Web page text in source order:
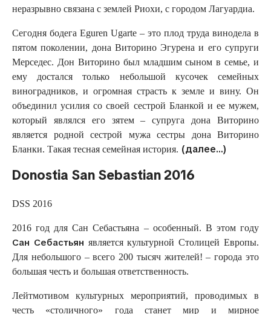
неразрывно связана с землей Риохи, с городом Лагуардиа.
Сегодня бодега Eguren Ugarte – это плод труда винодела в
пятом поколении, дона Виторино Эгурена и его супруги
Мерседес. Дон Виторино был младшим сыном в семье, и
ему достался только небольшой кусочек семейных
виноградников, и огромная страсть к земле и вину. Он
объединил усилия со своей сестрой Бланкой и ее мужем,
который являлся его зятем – супруга дона Виторино
является родной сестрой мужа сестры дона Виторино
Бланки. Такая тесная семейная история. (далее…)
Donostia San Sebastian 2016
DSS 2016
2016 год для Сан Себастьяна – особенный. В этом году
Сан Себастьян является культурной Столицей Европы.
Для небольшого – всего 200 тысяч жителей! – города это
большая честь и большая ответственность.
Лейтмотивом культурных мероприятий, проводимых в
честь «столичного» года станет мир и мирное